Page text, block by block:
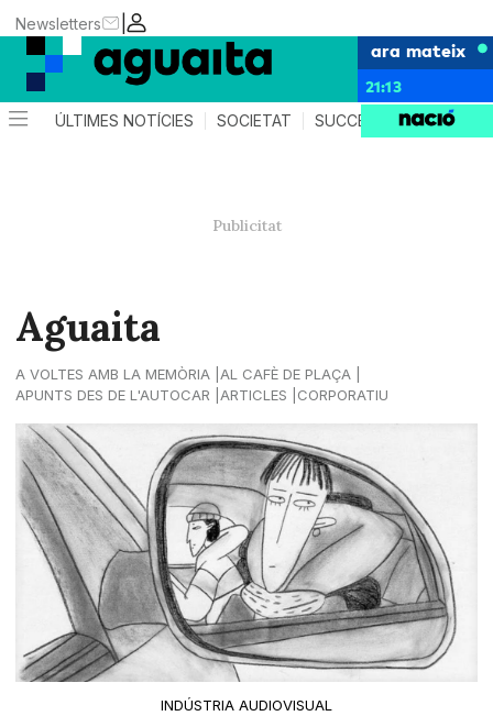
|
Newsletters
ara mateix
21:13
ÚLTIMES NOTÍCIES SOCIETAT SUCCESSOS AGENDA
Aguaita
A VOLTES AMB LA MEMÒRIA
AL CAFÈ DE PLAÇA
APUNTS DES DE L'AUTOCAR
ARTICLES CORPORATIU
INDÚSTRIA AUDIOVISUAL